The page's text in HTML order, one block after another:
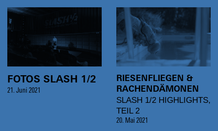
FOTOS SLASH 1/2
21. Juni 2021
RIESENFLIEGEN &
RACHENDÄMONEN
SLASH 1/2 HIGHLIGHTS,
TEIL 2
20. Mai 2021